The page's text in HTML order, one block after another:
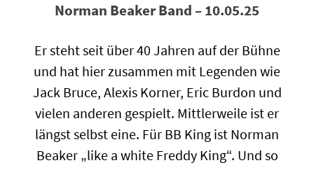
Norman Beaker Band – 10.05.25
Er steht seit über 40 Jahren auf der Bühne
und hat hier zusammen mit Legenden wie
Jack Bruce, Alexis Korner, Eric Burdon und
vielen anderen gespielt. Mittlerweile ist er
längst selbst eine. Für BB King ist Norman
Beaker „like a white Freddy King“. Und so